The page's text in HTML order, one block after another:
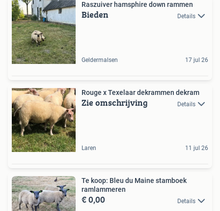
Raszuiver hamsphire down rammen
Bieden Details
Geldermalsen 17 jul 26
Rouge x Texelaar dekrammen dekram
Zie omschrijving Details
Laren 11 jul 26
Te koop: Bleu du Maine stamboek
ramlammeren
€ 0,00 Details